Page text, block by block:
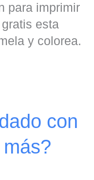
para imprimir
esta
y colorea.
con